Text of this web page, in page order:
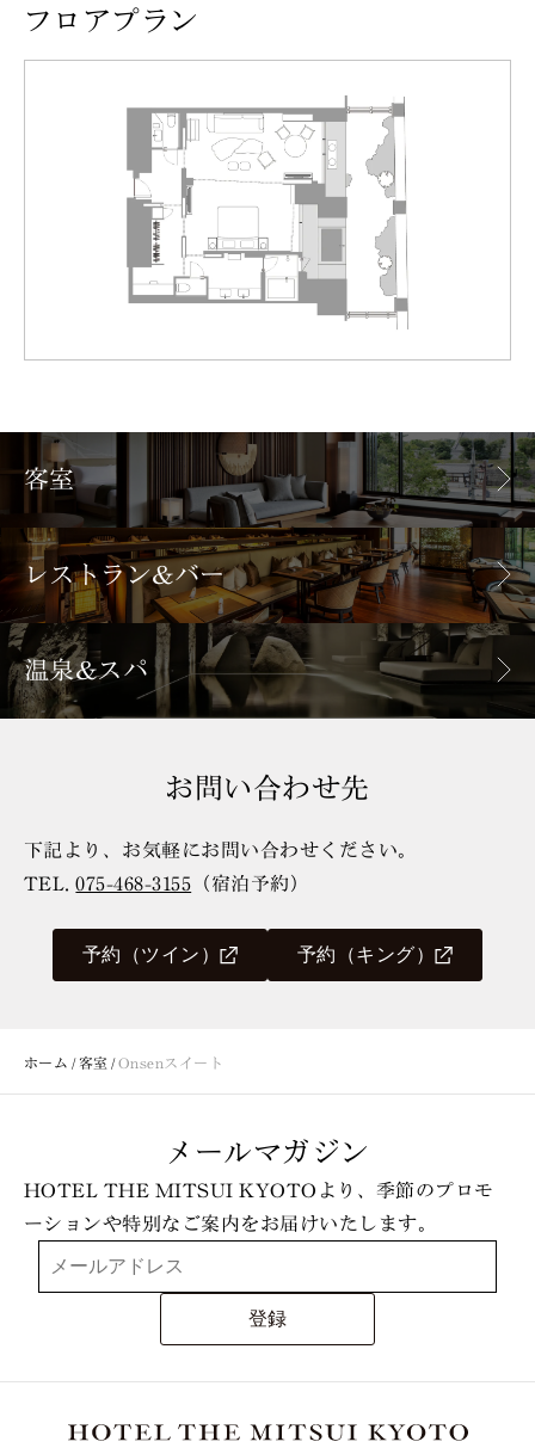
フロアプラン
客室
レストラン&バー
温泉&スパ
お問い合わせ先
下記より、お気軽にお問い合わせください。
TEL.075-468-3155 （宿泊予約）
予約（ツイン） 予約（キング）
ホーム 客室 Onsenスイート
メールマガジン
HOTEL THE MITSUI KYOTOより、季節のプロモ
ーションや特別なご案内をお届けいたします。
登録